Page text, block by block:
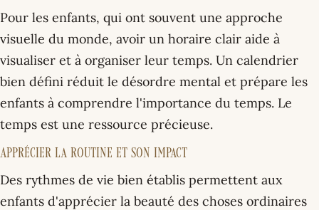
Pour les enfants, qui ont souvent une approche
visuelle du monde, avoir un horaire clair aide à
visualiser et à organiser leur temps. Un calendrier
bien défini réduit le désordre mental et prépare les
enfants à comprendre l'importance du temps. Le
temps est une ressource précieuse.
Apprécier la Routine et son Impact
Des rythmes de vie bien établis permettent aux
enfants d'apprécier la beauté des choses ordinaires